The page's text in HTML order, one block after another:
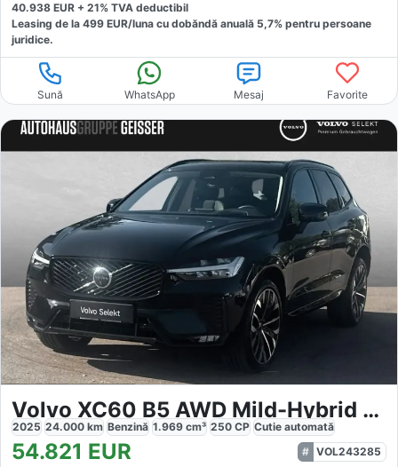
40.938 EUR + 21% TVA deductibil
Leasing de la 499 EUR/luna cu dobăndă anuală 5,7% pentru persoane
juridice.
Sună WhatsApp Mesaj Favorite
Volvo XC60 B5 AWD Mild-Hybrid Ultra
2025 24.000 km Benzină 1.969 cm³ 250 CP Cutie automată
54.821 EUR VOL243285